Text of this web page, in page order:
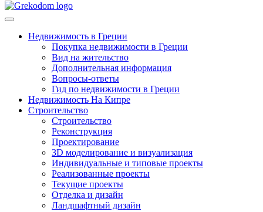
Недвижимость в Греции
Покупка недвижимости в Греции
Вид на жительство
Дополнительная информация
Вопросы-ответы
Гид по недвижимости в Греции
Недвижимость На Кипре
Строительство
Строительство
Реконструкция
Проектирование
3D моделирование и визуализация
Индивидуальные и типовые проекты
Реализованные проекты
Текущие проекты
Отделка и дизайн
Ландшафтный дизайн